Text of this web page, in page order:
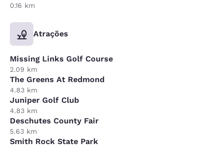
0.16 km
Atrações
Missing Links Golf Course
2.09 km
The Greens At Redmond
4.83 km
Juniper Golf Club
4.83 km
Deschutes County Fair
5.63 km
Smith Rock State Park